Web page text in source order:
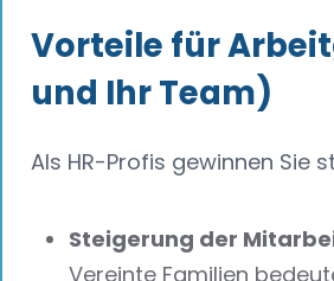
Vorteile für
und Ihr Team)
Als HR-Profis gewinnen Sie
Steigerung der
Vereinte Familien